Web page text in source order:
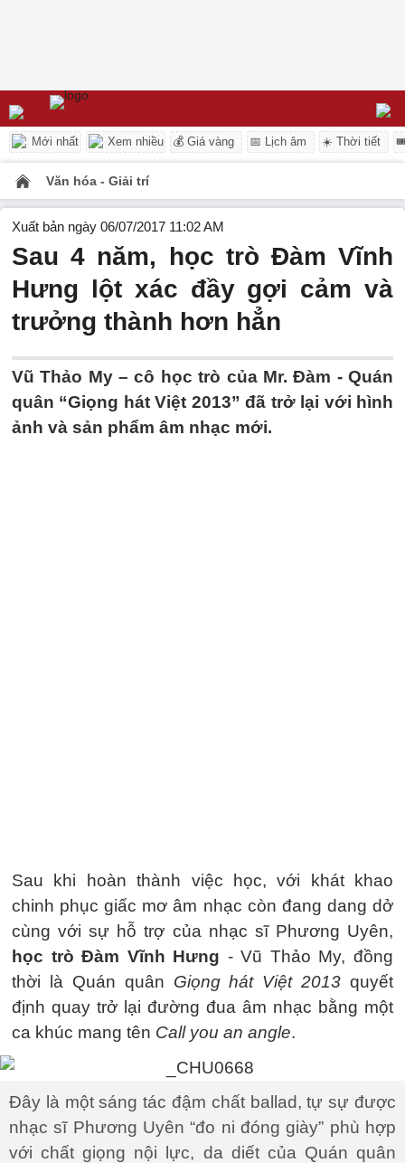
Mới nhất Xem nhiều 💰 Giá vàng 📅 Lịch âm ☀️ Thời tiết
Văn hóa - Giải trí
Xuất bản ngày 06/07/2017 11:02 AM
Sau 4 năm, học trò Đàm Vĩnh
Hưng lột xác đầy gợi cảm và
trưởng thành hơn hẳn
Vũ Thảo My – cô học trò của Mr. Đàm - Quán
quân “Giọng hát Việt 2013” đã trở lại với hình
ảnh và sản phẩm âm nhạc mới.
Sau khi hoàn thành việc học, với khát khao
chinh phục giấc mơ âm nhạc còn đang dang dở
cùng với sự hỗ trợ của nhạc sĩ Phương Uyên,
học trò Đàm Vĩnh Hưng - Vũ Thảo My, đồng
thời là Quán quân Giọng hát Việt 2013 quyết
định quay trở lại đường đua âm nhạc bằng một
ca khúc mang tên Call you an angle.
Đây là một sáng tác đậm chất ballad, tự sự được
nhạc sĩ Phương Uyên “đo ni đóng giày” phù hợp
với chất giọng nội lực, da diết của Quán quân